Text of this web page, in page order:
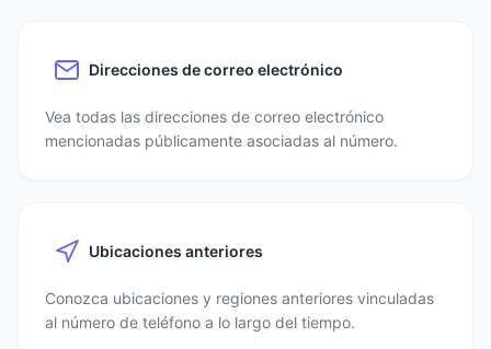
Direcciones de correo electrónico
Vea todas las direcciones de correo electrónico
mencionadas públicamente asociadas al número.
Ubicaciones anteriores
Conozca ubicaciones y regiones anteriores vinculadas
al número de teléfono a lo largo del tiempo.